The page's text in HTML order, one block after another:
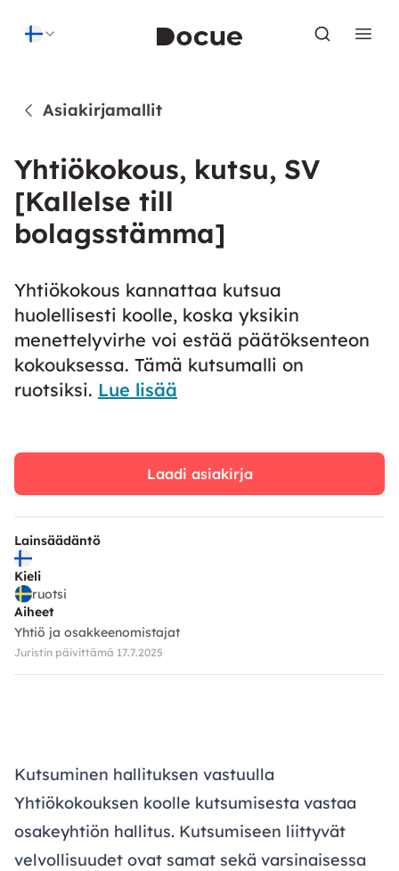
Asiakirjamallit
Yhtiökokous, kutsu, SV
[Kallelse till
bolagsstämma]
Yhtiökokous kannattaa kutsua
huolellisesti koolle, koska yksikin
menettelyvirhe voi estää päätöksenteon
kokouksessa. Tämä kutsumalli on
ruotsiksi. Lue lisää
Lainsäädäntö
Kieli
ruotsi
Aiheet
Yhtiö ja osakkeenomistajat
Juristin päivittämä 17.7.2025
Laadi asiakirja
Kutsuminen hallituksen vastuulla
Yhtiökokouksen koolle kutsumisesta vastaa
osakeyhtiön hallitus. Kutsumiseen liittyvät
velvollisuudet ovat samat sekä varsinaisessa